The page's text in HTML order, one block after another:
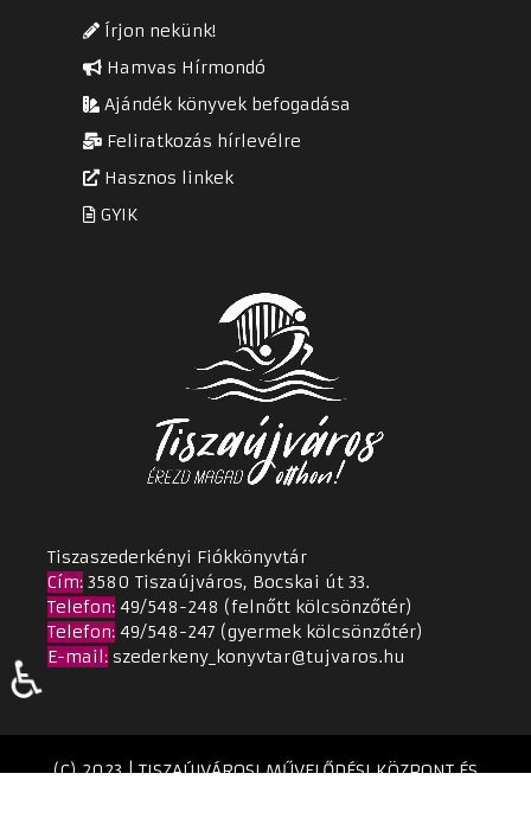
Írjon nekünk!
Hamvas Hírmondó
Ajándék könyvek befogadása
Feliratkozás hírlevélre
Hasznos linkek
GYIK
Tiszaszederkényi Fiókkönyvtár
Cím: 3580 Tiszaújváros, Bocskai út 33.
Telefon: 49/548-248 (felnőtt kölcsönzőtér)
Telefon: 49/548-247 (gyermek kölcsönzőtér)
E-mail: szederkeny_konyvtar@tujvaros.hu
(C) 2023 | TISZAÚJVÁROSI MŰVELŐDÉSI KÖZPONT ÉS